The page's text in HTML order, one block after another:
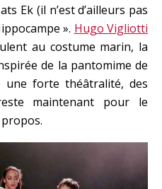
Ek (il n’est d’ailleurs pas
». Hugo Vigliotti
au costume marin, la
de la pantomime de
une forte théâtralité, des
maintenant pour le